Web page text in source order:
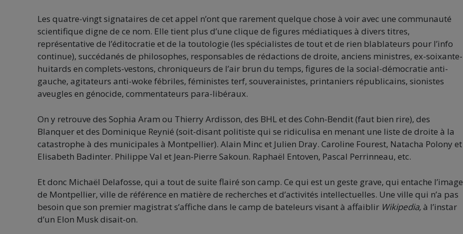
Les quatre-vingt signataires de cet appel n’ont que rarement quelque chose à voir avec une communauté
scientifique digne de ce nom. Elle tient plus d’une clique de figures médiatiques à divers titres,
représentative de l’éditocratie et de la toutologie (les spécialistes de tout et de rien blablateurs pour l’info
continue), succédanés de philosophes, responsables de rédactions de droite, anciens ministres, ex-soixante-
huitards en complets-vestons, chroniqueurs de l’air brun du temps, figures de la social-démocratie anti-
gauche, agitateurs anti-woke fébriles, féministes terf, souverainistes, printaniers républicains, sionistes
aveugles en génocide, commentateurs para-libéraux.
On y retrouve des Sophia Aram ou Thierry Ardisson, des BHL et des Cohn-Bendit (faut bien rire), des
Blanquer et des Dominique Reynié (soit-disant politiste qui se ridiculisa en menant une liste de droite à la
catastrophe à des municipales à Montpellier). Alain Minc et Julien Dray. Caroline Fourest, Natacha Polony et
Elisabeth Badinter. Philippe Val et Jean-Pierre Sakoun. Raphaël Entoven, Pascal Perrinneau, etc.
Et donc Michaël Delafosse, qui a tout de suite flairé son camp. Ce qui est un geste grave, qui entache l’image
de Montpellier, ville de référence en matière de recherches et d’activités intellectuelles. Une ville qui n’a pas
besoin que son premier magistrat s’affiche dans le camp de bateleurs visant à affaiblir Wikipedia,à l’instar
d’un Elon Musk disait-on.